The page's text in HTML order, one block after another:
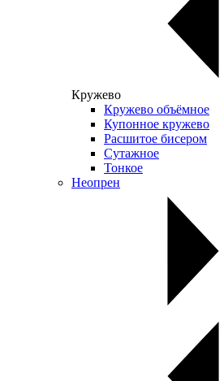
Кружево
Кружево объёмное
Купонное кружево
Расшитое бисером
Сутажное
Тонкое
Неопрен